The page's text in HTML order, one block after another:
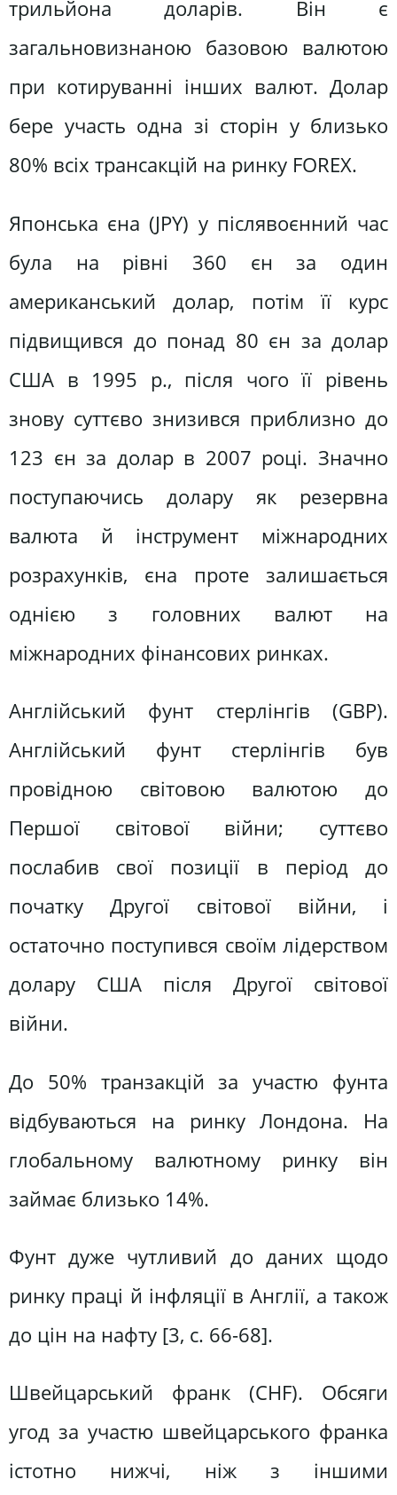
трильйона доларів. Він є
загальновизнаною базовою валютою
при котируванні інших валют. Долар
бере участь одна зі сторін у близько
80% всіх трансакцій на ринку FOREX.
Японська єна (JPY) у післявоєнний час
була на рівні 360 єн за один
американський долар, потім її курс
підвищився до понад 80 єн за долар
США в 1995 p., після чого її рівень
знову суттєво знизився приблизно до
123 єн за долар в 2007 році. Значно
поступаючись долару як резервна
валюта й інструмент міжнародних
розрахунків, єна проте залишається
однією з головних валют на
міжнародних фінансових ринках.
Англійський фунт стерлінгів (GBP).
Англійський фунт стерлінгів був
провідною світовою валютою до
Першої світової війни; суттєво
послабив свої позиції в період до
початку Другої світової війни, і
остаточно поступився своїм лідерством
долару США після Другої світової
війни.
До 50% транзакцій за участю фунта
відбуваються на ринку Лондона. На
глобальному валютному ринку він
займає близько 14%.
Фунт дуже чутливий до даних щодо
ринку праці й інфляції в Англії, а також
до цін на нафту [3, c. 66-68].
Швейцарський франк (CHF). Обсяги
угод за участю швейцарського франка
істотно нижчі, ніж з іншими